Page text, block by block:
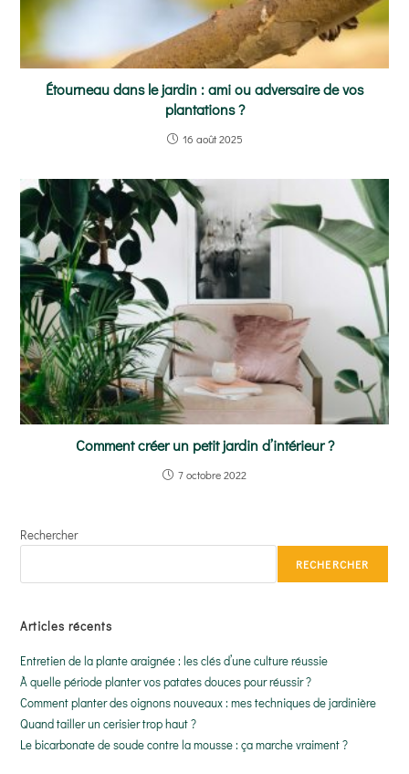
Étourneau dans le jardin : ami ou adversaire de vos
plantations ?
16 août 2025
Comment créer un petit jardin d’intérieur ?
7 octobre 2022
Rechercher
RECHERCHER
Articles récents
Entretien de la plante araignée : les clés d’une culture réussie
À quelle période planter vos patates douces pour réussir ?
Comment planter des oignons nouveaux : mes techniques de jardinière
Quand tailler un cerisier trop haut ?
Le bicarbonate de soude contre la mousse : ça marche vraiment ?